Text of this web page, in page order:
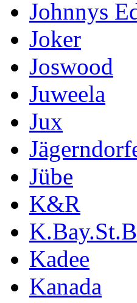
Johnnys
Joker
Joswood
Juweela
Jux
Jübe
K&R
Kadee
Kanada